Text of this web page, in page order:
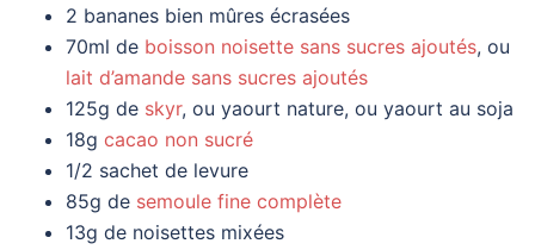
2 bananes bien mûres écrasées
70ml de boisson noisette sans sucres ajoutés, ou
lait d’amande sans sucres ajoutés
125g de skyr, ou yaourt nature, ou yaourt au soja
18g cacao non sucré
1/2 sachet de levure
85g de semoule fine complète
13g de noisettes mixées